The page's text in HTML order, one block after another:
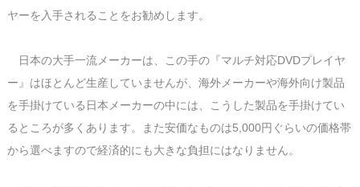
ヤーを入手されることをお勧めします。
日本の大手一流メーカーは、この手の『マルチ対応DVDプレイヤ
ー』はほとんど生産していませんが、海外メーカーや海外向け製品
を手掛けている日本メーカーの中には、こうした製品を手掛けてい
るところが多くあります。また安価なものは5,000円ぐらいの価格帯
から選べますので経済的にも大きな負担にはなりません。